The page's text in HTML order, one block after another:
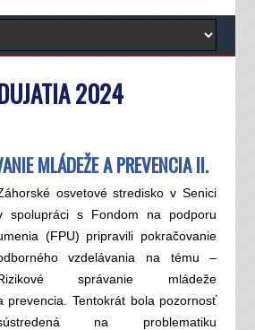
2024
MLÁDEŽE A PREVENCIA II.
osvetové stredisko v Senici
spolupráci s Fondom na podporu
(FPU) pripravili pokračovanie
vzdelávania na tému –
správanie mládeže
prevencia. Tentokrát bola pozornosť
na problematiku